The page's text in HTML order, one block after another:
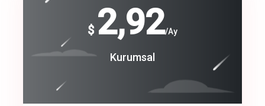
track energy costs
$ 2,92/Ay
Kurumsal
$
240
Coroprate